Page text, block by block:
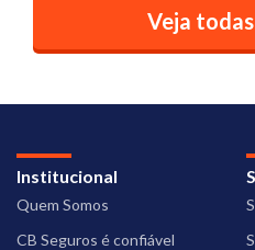
Veja
Institucional
Quem Somos
CB Seguros é confiável